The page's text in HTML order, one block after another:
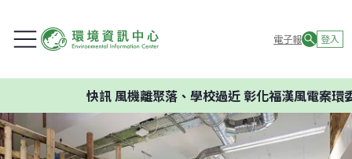
電子報 登入
風機離聚落、學校過近 彰化福漢風電案環委建